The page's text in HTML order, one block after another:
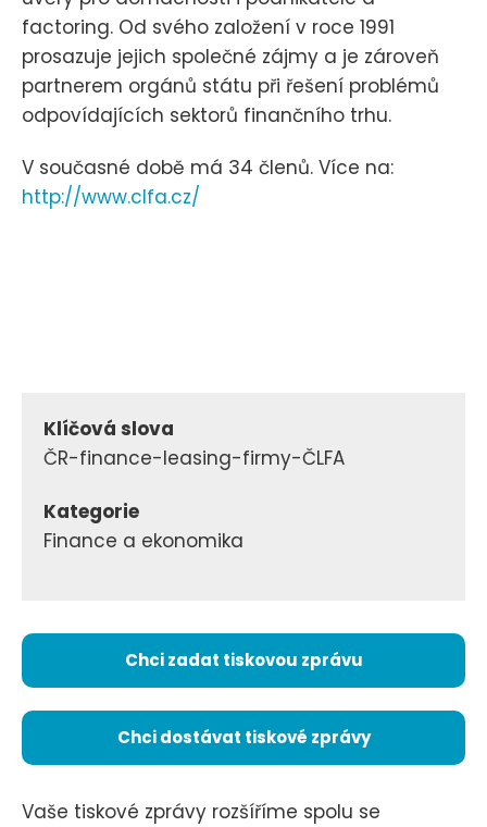
factoring. Od svého založení v roce 1991
prosazuje jejich společné zájmy a je zároveň
partnerem orgánů státu při řešení problémů
odpovídajících sektorů finančního trhu.
V současné době má 34 členů. Více na:
http://www.clfa.cz/
Klíčová slova
ČR-finance-leasing-firmy-ČLFA
Kategorie
Finance a ekonomika
Chci zadat tiskovou zprávu
Chci dostávat tiskové zprávy
Vaše tiskové zprávy rozšíříme spolu se